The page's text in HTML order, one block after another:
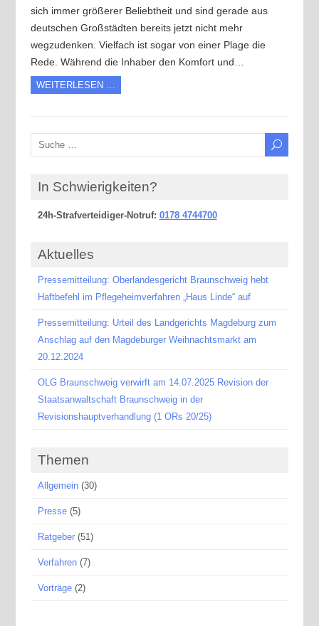
sich immer größerer Beliebtheit und sind gerade aus
deutschen Großstädten bereits jetzt nicht mehr
wegzudenken. Vielfach ist sogar von einer Plage die
Rede. Während die Inhaber den Komfort und…
WEITERLESEN …
In Schwierigkeiten?
24h-Strafverteidiger-Notruf: 0178 4744700
Aktuelles
Pressemitteilung: Oberlandesgericht Braunschweig hebt
Haftbefehl im Pflegeheimverfahren „Haus Linde“ auf
Pressemitteilung: Urteil des Landgerichts Magdeburg zum
Anschlag auf den Magdeburger Weihnachtsmarkt am
20.12.2024
OLG Braunschweig verwirft am 14.07.2025 Revision der
Staatsanwaltschaft Braunschweig in der
Revisionshauptverhandlung (1 ORs 20/25)
Themen
Allgemein(30)
Presse(5)
Ratgeber(51)
Verfahren(7)
Vorträge(2)